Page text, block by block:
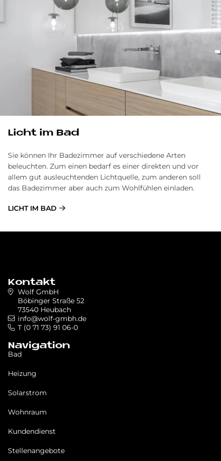
Licht im Bad
Sie können Ihr Badezimmer auf verschiedene Arten
beleuchten. Zum einen bedarf es einer direkten und vor
allem gut ausleuchtenden Lichtquelle, zum anderen soll
das Badezimmer aber auch zum Wohlfühlen einladen.
LICHT IM BAD
Kontakt
Wolf GmbH
Böbinger Straße 52
73540 Heubach
info@wolf-gmbh.de
T (0 71 73) 91 06-0
Navigation
Bad
Heizung
Solarstrom
Wohnraum
Kundendienst
Stellenangebote